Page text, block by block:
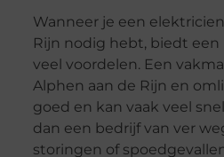
Wanneer je een
Rijn nodig hebt, biedt een
veel voordelen. Een
Alphen aan de Rijn en
goed en kan vaak veel
dan een bedrijf van ver
storingen of